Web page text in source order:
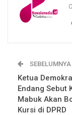
SEBELUMNYA
Ketua
Endang Sebut
Mabuk Akan
Kursi di DPRD